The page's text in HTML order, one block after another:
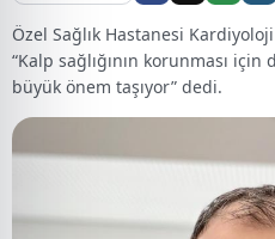
Özel Sağlık Hastanesi
“Kalp sağlığının korunması
büyük önem taşıyor” dedi.